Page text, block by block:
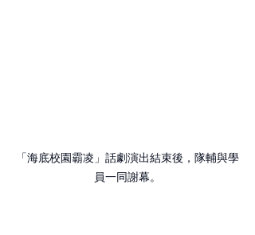
「海底校園霸凌」話劇演出結束後，隊輔與學
員一同謝幕。